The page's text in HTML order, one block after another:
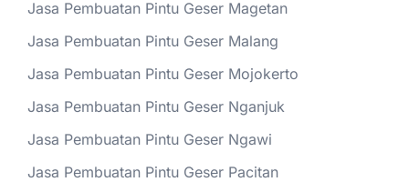
Jasa Pembuatan Pintu Geser Magetan
Jasa Pembuatan Pintu Geser Malang
Jasa Pembuatan Pintu Geser Mojokerto
Jasa Pembuatan Pintu Geser Nganjuk
Jasa Pembuatan Pintu Geser Ngawi
Jasa Pembuatan Pintu Geser Pacitan